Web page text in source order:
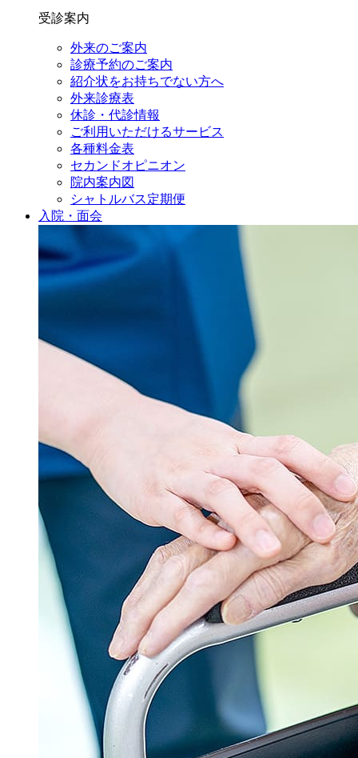
受診案内
外来のご案内
診療予約のご案内
紹介状をお持ちでない方へ
外来診療表
休診・代診情報
ご利用いただけるサービス
各種料金表
セカンドオピニオン
院内案内図
シャトルバス定期便
入院・面会